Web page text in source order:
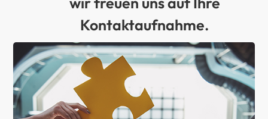
Kontaktaufnahme.